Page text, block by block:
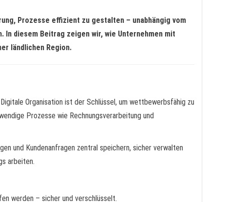
Prozesse effizient zu gestalten – unabhängig vom
diesem Beitrag zeigen wir, wie Unternehmen mit
ländlichen Region.
Organisation ist der Schlüssel, um wettbewerbsfähig zu
Prozesse wie Rechnungsverarbeitung und
und Kundenanfragen zentral speichern, sicher verwalten
arbeiten.
werden – sicher und verschlüsselt.